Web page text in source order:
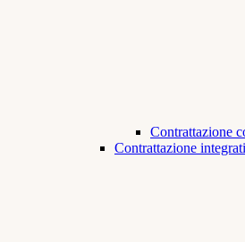
Contrattazione
Contrattazione